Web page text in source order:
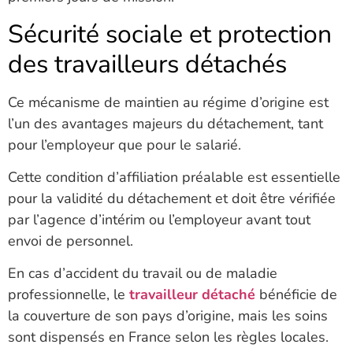
Sécurité sociale et protection
des travailleurs détachés
Ce mécanisme de maintien au régime d’origine est
l’un des avantages majeurs du détachement, tant
pour l’employeur que pour le salarié.
Cette condition d’affiliation préalable est essentielle
pour la validité du détachement et doit être vérifiée
par l’agence d’intérim ou l’employeur avant tout
envoi de personnel.
En cas d’accident du travail ou de maladie
professionnelle, le travailleur détaché bénéficie de
la couverture de son pays d’origine, mais les soins
sont dispensés en France selon les règles locales.